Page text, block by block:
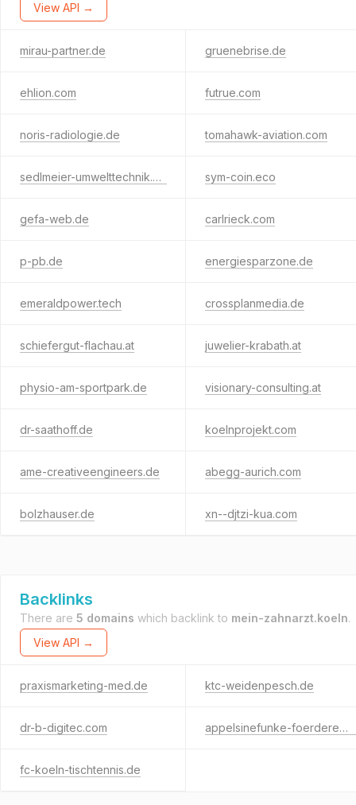
View API →
mirau-partner.de gruenebrise.de
ehlion.com futrue.com
noris-radiologie.de tomahawk-aviation.com
sedlmeier-umwelttechnik.de sym-coin.eco
gefa-web.de carlrieck.com
p-pb.de energiesparzone.de
emeraldpower.tech crossplanmedia.de
schiefergut-flachau.at juwelier-krabath.at
physio-am-sportpark.de visionary-consulting.at
dr-saathoff.de koelnprojekt.com
ame-creativeengineers.de abegg-aurich.com
bolzhauser.de xn--djtzi-kua.com
Backlinks
There are 5 domains which backlink to mein-zahnarzt.koeln.
View API →
praxismarketing-med.de ktc-weidenpesch.de
dr-b-digitec.com appelsinefunke-foerderer.de
fc-koeln-tischtennis.de